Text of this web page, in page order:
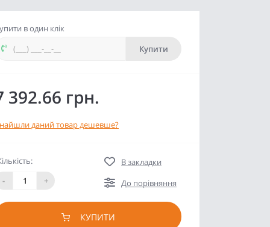
в один клік
Купити
392.66 грн.
даний товар дешевше?
-
+
В закладки
До порівняння
КУПИТИ